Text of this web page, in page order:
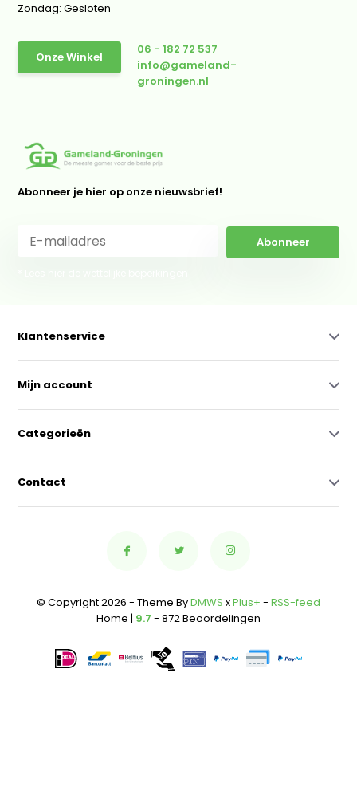
Zondag: Gesloten
Onze Winkel
06 - 182 72 537
info@gameland-
groningen.nl
Abonneer je hier op onze nieuwsbrief!
Abonneer
Klantenservice
Mijn account
Categorieën
Contact
© Copyright 2026 - Theme ByDMWS xPlus+ - RSS-feed
Home | 9.7 - 872 Beoordelingen